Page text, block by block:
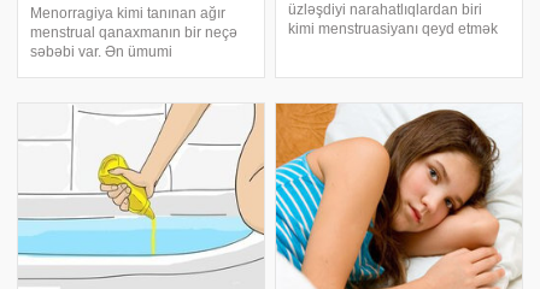
Menorragiya kimi tanınan ağır
menstrual qanaxmanın bir neçə
səbəbi var. Ən ümumi
Progesterona nisbətdə
estrogenin çox olması kimi
hormonal balanssızlıqlar güclü
qanaxmalar
üzləşdiyi narahatlıqlardan biri
kimi menstruasiyanı qeyd etmək
şəxsi gigiyena vasitələri icad
edilmi